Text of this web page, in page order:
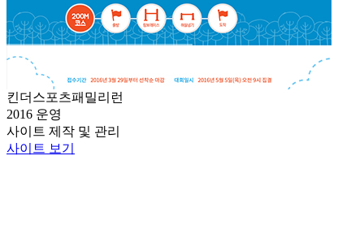
킨더스포츠패밀리런
2016 운영
사이트 제작 및 관리
사이트 보기